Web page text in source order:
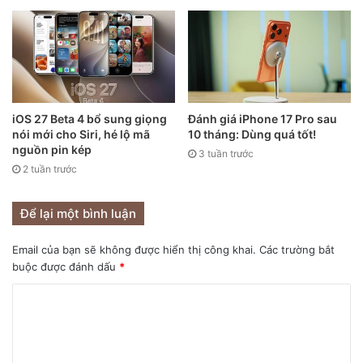
Xiaomi và Samsung, đa số là những smartphone tầm trung
và giá rẻ. Các vị trí thứ 5, thứ 6 và thứ 8 lần lượt thuộc về
iOS 27 Beta 4 bổ sung giọng
nói mới cho Siri, hé lộ mã
nguồn pin kép
2 tuần trước
Đánh giá iPhone 17 Pro sau
10 tháng: Dùng quá tốt!
3 tuần trước
Để lại một bình luận
Email của bạn sẽ không được hiển thị công khai. Các trường bắt
buộc được đánh dấu *